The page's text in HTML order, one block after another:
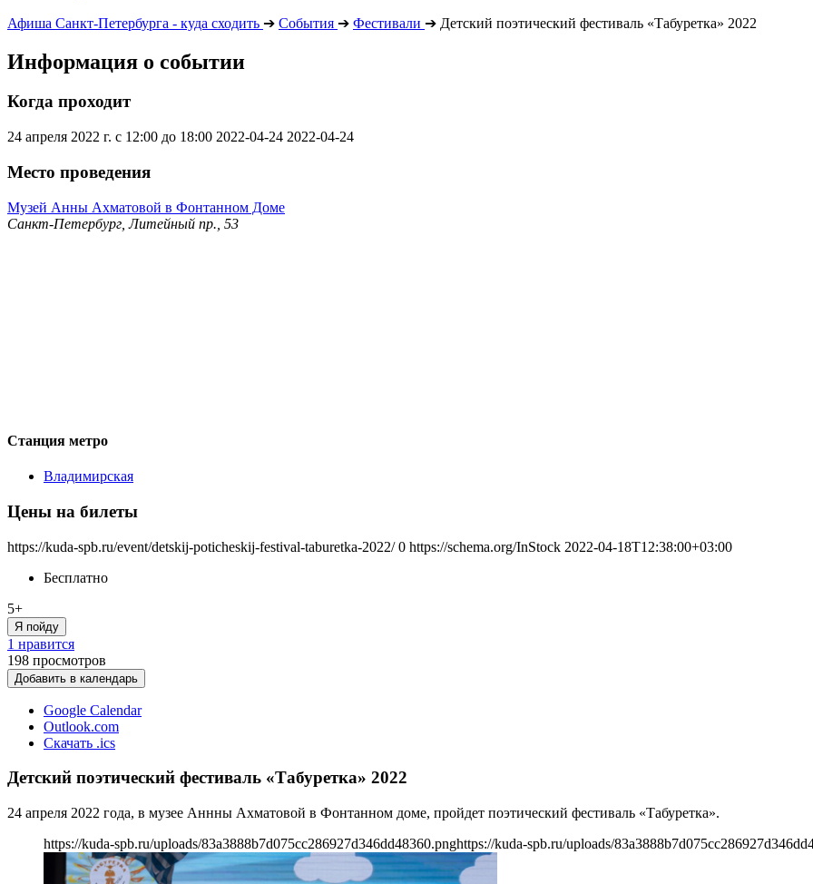
Афиша Санкт-Петербурга - куда сходить ➔ События ➔ Фестивали ➔ Детский поэтический фестиваль «Табуретка» 2022
Информация о событии
Когда проходит
24 апреля 2022 г. с 12:00 до 18:00 2022-04-24 2022-04-24
Место проведения
Музей Анны Ахматовой в Фонтанном Доме
Санкт-Петербург, Литейный пр., 53
Станция метро
Владимирская
Цены на билеты
https://kuda-spb.ru/event/detskij-poticheskij-festival-taburetka-2022/ 0 https://schema.org/InStock 2022-04-18T12:38:00+03:00
Бесплатно
5+
Я пойду
1 нравится
198 просмотров
Добавить в календарь
Google Calendar
Outlook.com
Скачать .ics
Детский поэтический фестиваль «Табуретка» 2022
24 апреля 2022 года, в музее Аннны Ахматовой в Фонтанном доме, пройдет поэтический фестиваль «Табуретка».
https://kuda-spb.ru/uploads/83a3888b7d075cc286927d346dd48360.pnghttps://kuda-spb.ru/uploads/